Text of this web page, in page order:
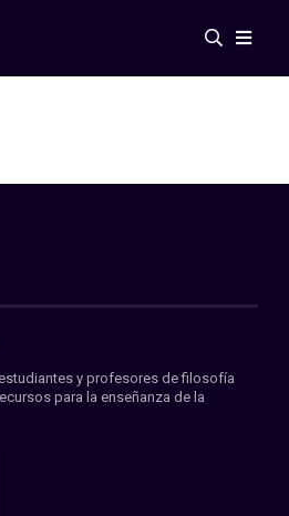
y profesores de filosofía
para la enseñanza de la